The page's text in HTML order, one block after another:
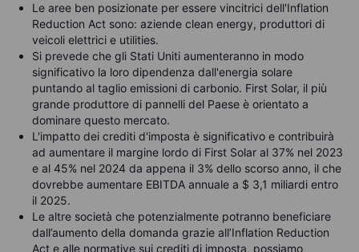
Le aree ben posizionate per essere vincitrici dell'Inflation
Reduction Act sono: aziende clean energy, produttori di
veicoli elettrici e utilities.
Si prevede che gli Stati Uniti aumenteranno in modo
significativo la loro dipendenza dall'energia solare
puntando al taglio emissioni di carbonio. First Solar, il più
grande produttore di pannelli del Paese è orientato a
dominare questo mercato.
L'impatto dei crediti d'imposta è significativo e contribuirà
ad aumentare il margine lordo di First Solar al 37% nel 2023
e al 45% nel 2024 da appena il 3% dello scorso anno, il che
dovrebbe aumentare EBITDA annuale a $ 3,1 miliardi entro
il 2025.
Le altre società che potenzialmente potranno beneficiare
dall’aumento della domanda grazie all’Inflation Reduction
Act e alle normative sui crediti di imposta, possiamo